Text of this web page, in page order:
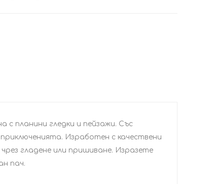
с планини гледки и пейзажи. Със
Изработен с качествени
гладене или пришиване. Изразете
пач.